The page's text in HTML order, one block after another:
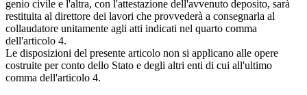
genio civile e l'altra, con l'attestazione dell'avvenuto deposito, sarà
restituita al direttore dei lavori che provvederà a consegnarla al
collaudatore unitamente agli atti indicati nel quarto comma
dell'articolo 4.
Le disposizioni del presente articolo non si applicano alle opere
costruite per conto dello Stato e degli altri enti di cui all'ultimo
comma dell'articolo 4.